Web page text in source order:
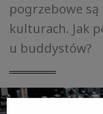
pogrzebowe
kulturach. Jak
u buddystów?